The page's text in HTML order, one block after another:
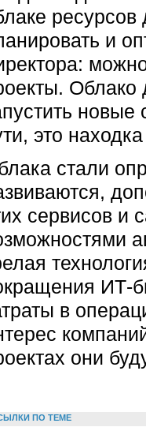
и
Облако
новые
это
стали
сервисов и
ИТ-
в
они
ПО ТЕМЕ